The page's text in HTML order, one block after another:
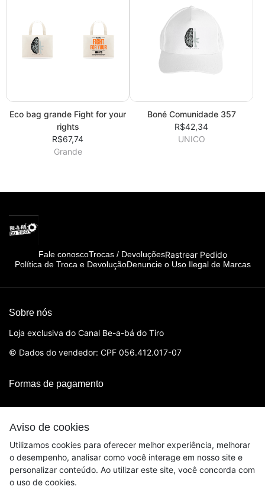
Eco bag grande Fight for your
rights
R$67,74
Grande
Boné Comunidade 357
R$42,34
UNICO
Aviso de cookies
Utilizamos cookies para oferecer melhor experiência, melhorar
o desempenho, analisar como você interage em nosso site e
personalizar conteúdo. Ao utilizar este site, você concorda com
o uso de cookies.
Fale conoscoTrocas / DevoluçõesRastrear Pedido
Política de Troca e DevoluçãoDenuncie o Uso Ilegal de Marcas
Sobre nós
Loja exclusiva do Canal Be-a-bá do Tiro
© Dados do vendedor: CPF 056.412.017-07
Formas de pagamento